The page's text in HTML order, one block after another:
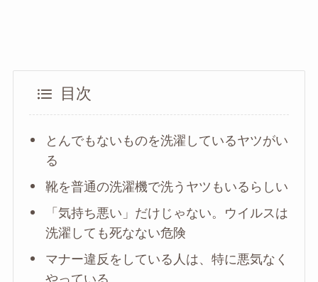
目次
とんでもないものを洗濯しているヤツがい
る
靴を普通の洗濯機で洗うヤツもいるらしい
「気持ち悪い」だけじゃない。ウイルスは
洗濯しても死なない危険
マナー違反をしている人は、特に悪気なく
やっている